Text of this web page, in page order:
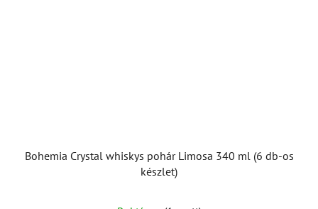
Bohemia Crystal whiskys pohár Limosa 340 ml (6 db-os
készlet)